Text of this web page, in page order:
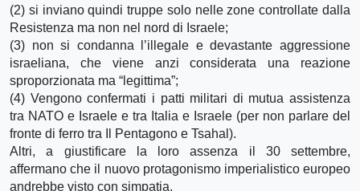
(2) si inviano quindi truppe solo nelle zone controllate dalla
Resistenza ma non nel nord di Israele;
(3) non si condanna l’illegale e devastante aggressione
israeliana, che viene anzi considerata una reazione
sproporzionata ma “legittima”;
(4) Vengono confermati i patti militari di mutua assistenza
tra NATO e Israele e tra Italia e Israele (per non parlare del
fronte di ferro tra Il Pentagono e Tsahal).
Altri, a giustificare la loro assenza il 30 settembre,
affermano che il nuovo protagonismo imperialistico europeo
andrebbe visto con simpatia,